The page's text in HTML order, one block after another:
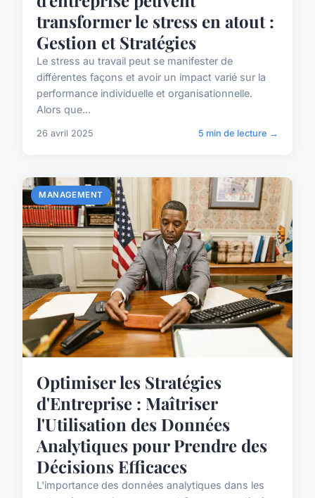
transformer le stress en atout :
Gestion et Stratégies
Le stress au travail peut se manifester de
différentes façons et avoir un impact varié sur la
performance individuelle et organisationnelle.
Alors que...
26 avril 2025 5 min de lecture →
MANAGEMENT
Optimiser les Stratégies
d'Entreprise : Maîtriser
l'Utilisation des Données
Analytiques pour Prendre des
Décisions Efficaces
L'importance des données analytiques dans les